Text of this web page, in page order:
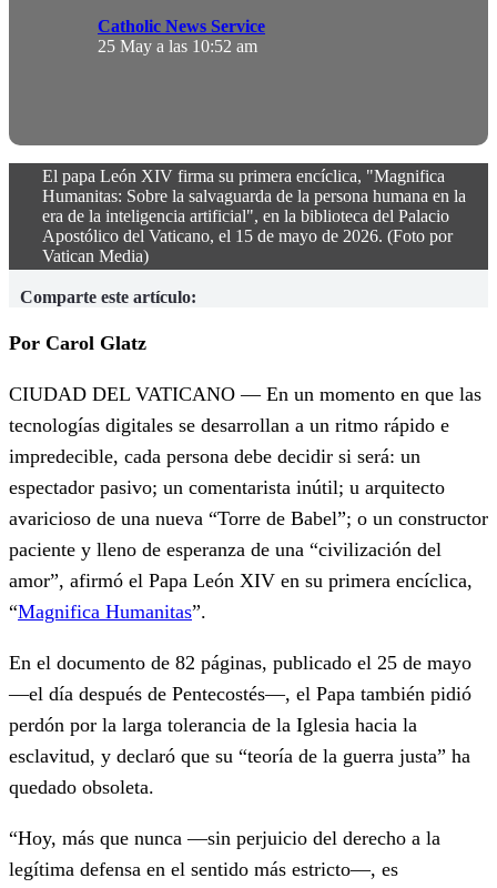
Catholic News Service
25 May a las 10:52 am
El papa León XIV firma su primera encíclica, "Magnifica
Humanitas: Sobre la salvaguarda de la persona humana en la
era de la inteligencia artificial", en la biblioteca del Palacio
Apostólico del Vaticano, el 15 de mayo de 2026. (Foto por
Vatican Media)
Comparte este artículo:
Por Carol Glatz
CIUDAD DEL VATICANO — En un momento en que las
tecnologías digitales se desarrollan a un ritmo rápido e
impredecible, cada persona debe decidir si será: un
espectador pasivo; un comentarista inútil; u arquitecto
avaricioso de una nueva “Torre de Babel”; o un constructor
paciente y lleno de esperanza de una “civilización del
amor”, afirmó el Papa León XIV en su primera encíclica,
“Magnifica Humanitas”.
En el documento de 82 páginas, publicado el 25 de mayo
—el día después de Pentecostés—, el Papa también pidió
perdón por la larga tolerancia de la Iglesia hacia la
esclavitud, y declaró que su “teoría de la guerra justa” ha
quedado obsoleta.
“Hoy, más que nunca —sin perjuicio del derecho a la
legítima defensa en el sentido más estricto—, es